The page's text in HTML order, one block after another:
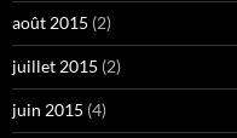
août 2015 (2)
juillet 2015 (2)
juin 2015 (4)